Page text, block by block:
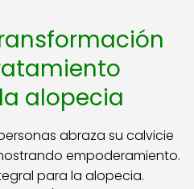
alopecia